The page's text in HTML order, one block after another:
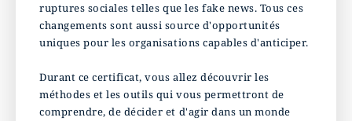
ruptures sociales telles que les fake news. Tous ces
changements sont aussi source d'opportunités
uniques pour les organisations capables d'anticiper.
Durant ce certificat, vous allez découvrir les
méthodes et les outils qui vous permettront de
comprendre, de décider et d'agir dans un monde